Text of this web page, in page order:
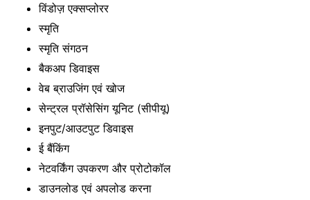
विंडोज़ एक्सप्लोरर
स्मृति
स्मृति संगठन
बैकअप डिवाइस
वेब ब्राउजिंग एवं खोज
सेन्ट्रल प्रॉसेसिंग यूनिट (सीपीयू)
इनपुट/आउटपुट डिवाइस
ई बैंकिंग
नेटवर्किंग उपकरण और प्रोटोकॉल
डाउनलोड एवं अपलोड करना